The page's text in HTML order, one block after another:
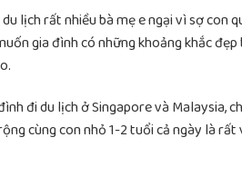
lịch rất nhiều bà mẹ e ngại vì sợ
gia đình có những khoảng khắc
đi du lịch ở Singapore và Malaysia,
cùng con nhỏ 1-2 tuổi cả ngày là